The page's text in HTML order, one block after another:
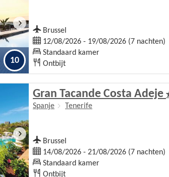
10
Brussel
12/08/2026 - 19/08/2026 (7 nachten)
Standaard kamer
Ontbijt
Gran Tacande Costa Adeje
Spanje Tenerife
Brussel
14/08/2026 - 21/08/2026 (7 nachten)
Standaard kamer
Ontbijt